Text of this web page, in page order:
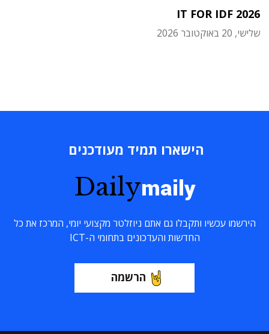
IT FOR IDF 2026
שלישי, 20 באוקטובר 2026
הישארו תמיד מעודכנים
Dailymaily
הירשמו עכשיו ותקבלו גם אתם ניוזלטר מקצועי יומי, המרכז את כל
החדשות והעדכונים בתחומי ה-ICT
הרשמה